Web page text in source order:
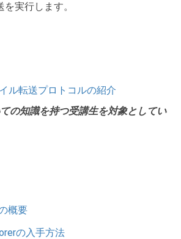
を実行します。
ル転送プロトコルの紹介
の知識を持つ受講生を対象としてい
概要
の入手方法